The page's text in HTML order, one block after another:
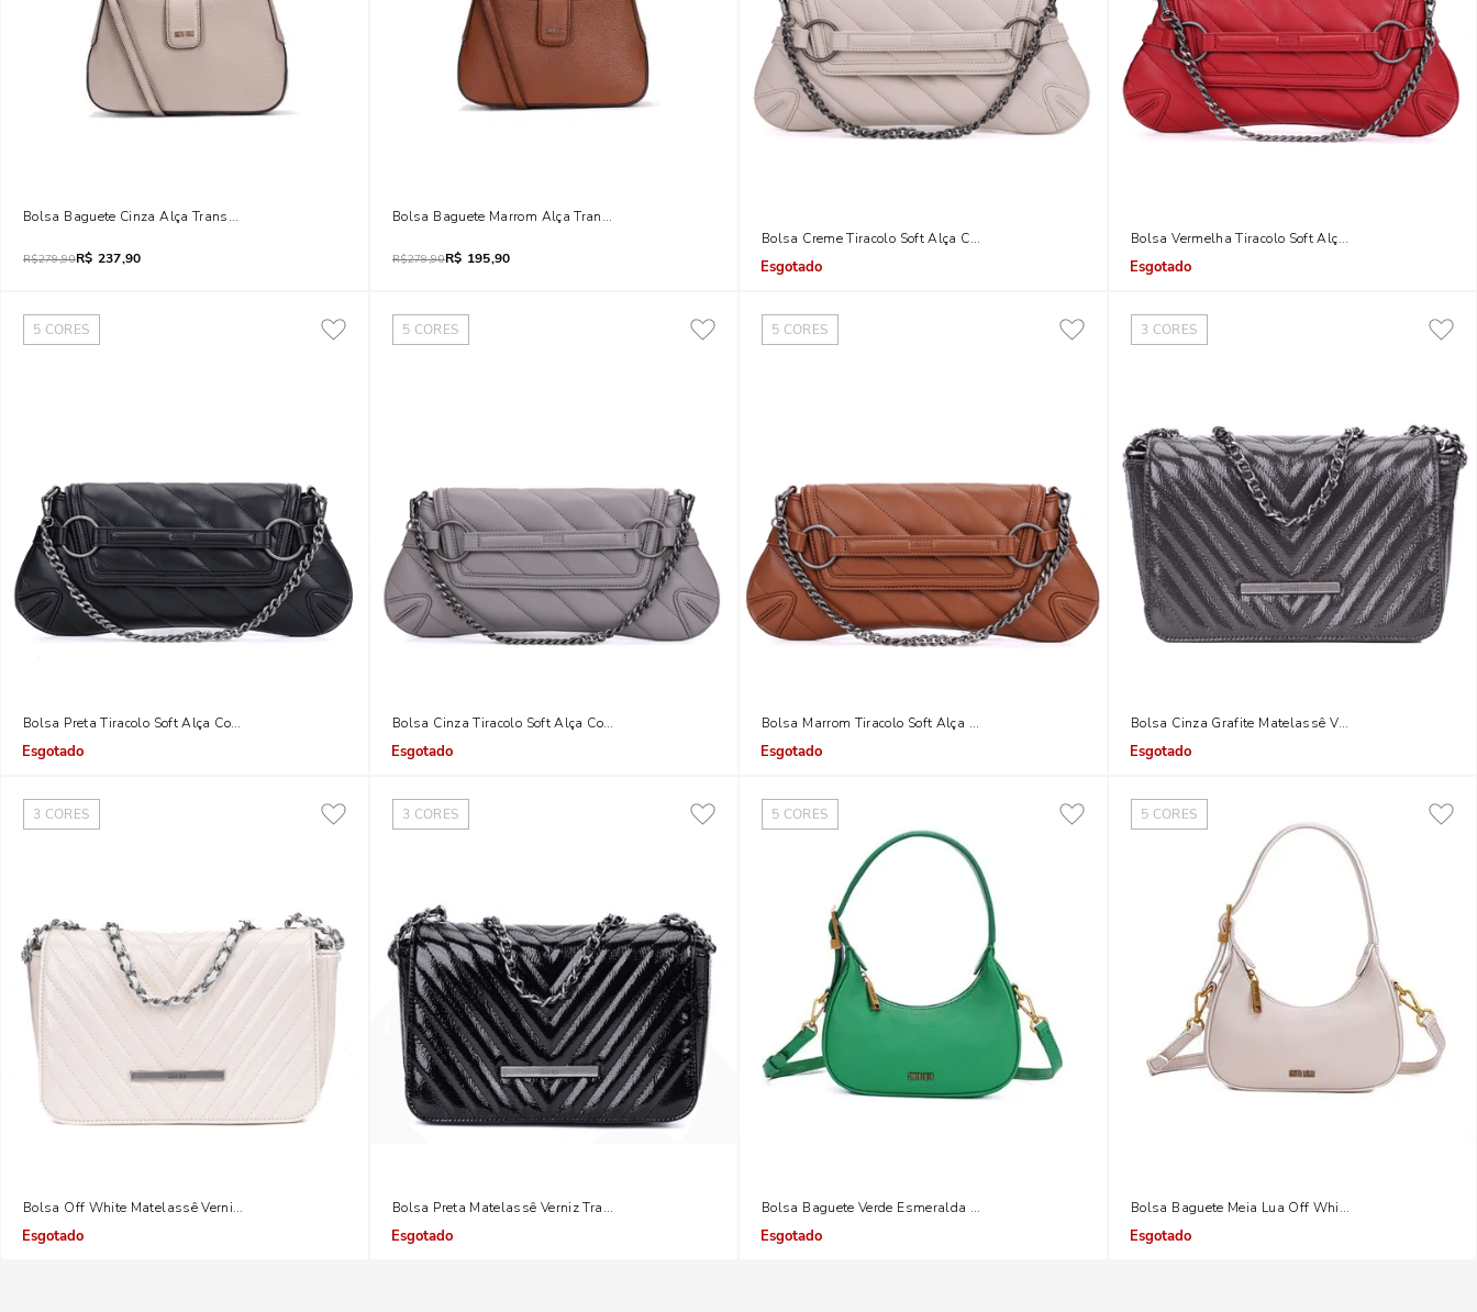
Bolsa Baguete Cinza Alça Transversal Removível
R$279,90R$ 237,90
Bolsa Baguete Marrom Alça Transversal Removível
R$279,90R$ 195,90
Bolsa Creme Tiracolo Soft Alça Corrente
Indisponível
Bolsa Vermelha Tiracolo Soft Alça Corrente
Indisponível
5 CORES
Bolsa Preta Tiracolo Soft Alça Corrente
Indisponível
5 CORES
Bolsa Cinza Tiracolo Soft Alça Corrente
Indisponível
5 CORES
Bolsa Marrom Tiracolo Soft Alça Corrente
Indisponível
3 CORES
Bolsa Cinza Grafite Matelassê Verniz Transversal
Indisponível
3 CORES
Bolsa Off White Matelassê Verniz Transversal Corrente Prata
Indisponível
3 CORES
Bolsa Preta Matelassê Verniz Transversal Corrente Prata
Indisponível
5 CORES
Bolsa Baguete Verde Esmeralda Meia Lua Alça Transversal
Indisponível
5 CORES
Bolsa Baguete Meia Lua Off White Alça De Ombro
Indisponível